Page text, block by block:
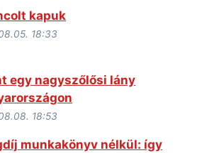
kapuk
18:33
egy nagyszőlősi lány
18:53
munkakönyv nélkül: így